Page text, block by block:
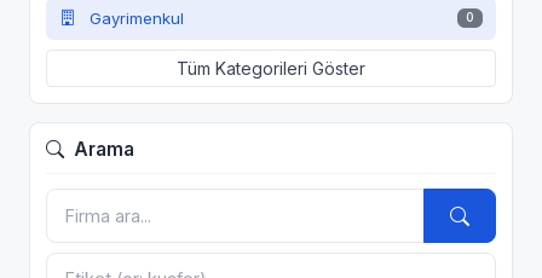
Gayrimenkul 0
Tüm Kategorileri Göster
Arama